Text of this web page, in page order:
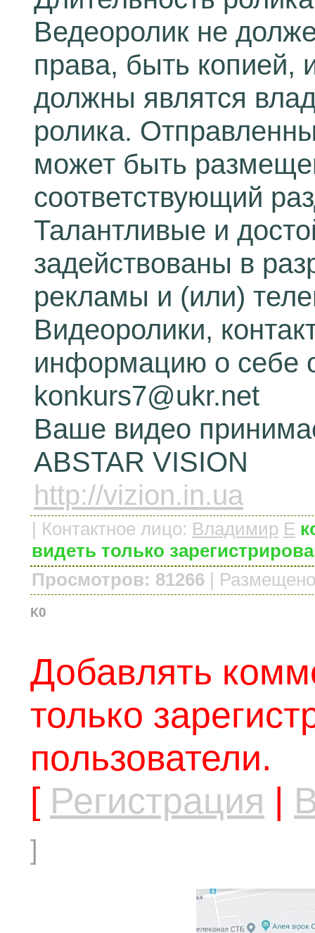
Ведеоролик не
права, быть копией,
должны являтся
ролика.
может быть
соответствующий
Талантливые и
задействованы в
рекламы и (или)
Видеоролики,
информацию о себе
konkurs7@ukr.net
Ваше видео
ABSTAR VISION
http://vizion.in.ua
| Контактное лицо: Владимир E
видеть только
Просмотров: 81266 |
К0
Добавлять
только
пользователи.
[ Регистрация |
]